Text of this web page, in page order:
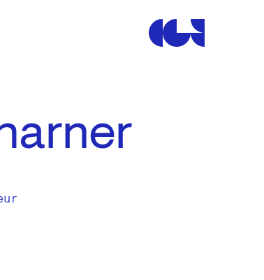
Centre de la